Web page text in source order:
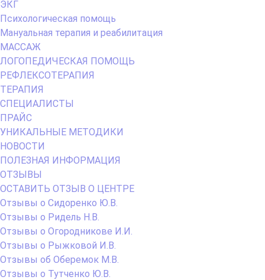
ЭКГ
Психологическая помощь
Мануальная терапия и реабилитация
МАССАЖ
ЛОГОПЕДИЧЕСКАЯ ПОМОЩЬ
РЕФЛЕКСОТЕРАПИЯ
ТЕРАПИЯ
СПЕЦИАЛИСТЫ
ПРАЙС
УНИКАЛЬНЫЕ МЕТОДИКИ
НОВОСТИ
ПОЛЕЗНАЯ ИНФОРМАЦИЯ
ОТЗЫВЫ
ОСТАВИТЬ ОТЗЫВ О ЦЕНТРЕ
Отзывы о Сидоренко Ю.В.
Отзывы о Ридель Н.В.
Отзывы о Огородникове И.И.
Отзывы о Рыжковой И.В.
Отзывы об Оберемок М.В.
Отзывы о Тутченко Ю.В.